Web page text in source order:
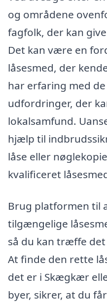
og områdene
fagfolk, der kan
Det kan være en
låsesmed, der
har erfaring med
udfordringer, der
lokalsamfund.
hjælp til
låse eller
kvalificeret
Brug platformen til
tilgængelige
så du kan træffe
At finde den rette
det er i Skægkær
byer, sikrer, at du